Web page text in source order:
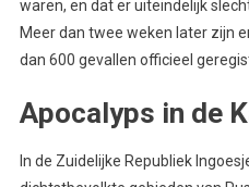
waren, en dat er uiteindelijk
Meer dan twee weken later zijn
dan 600 gevallen officieel
Apocalyps in de
In de Zuidelijke Republiek